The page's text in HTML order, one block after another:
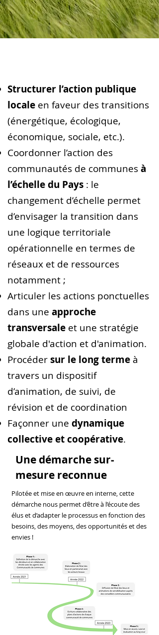
Structurer l’action publique
locale en faveur des transitions
(énergétique, écologique,
économique, sociale, etc.).​
Coordonner l’action des
communautés de communesà
l’échelle du Pays : le
changement d’échelle permet
d’envisager la transition dans
une logique territoriale
opérationnelle en termes de
réseaux et de ressources
notamment ;
Articuler les actions ponctuelles
dans une approche
transversale et une stratégie
globale d'action et d'animation.
Procédersur le long terme à
travers un dispositif
d’animation, de suivi, de
révision et de coordination
Façonner une dynamique
collective et coopérative.
Une démarche sur-
mesure reconnue
Pilotée et mise en œuvre en interne, cette
démarche nous permet d’être à l’écoute des
élus et d’adapter le processus en fonction des
besoins, des moyens, des opportunités et des
envies !